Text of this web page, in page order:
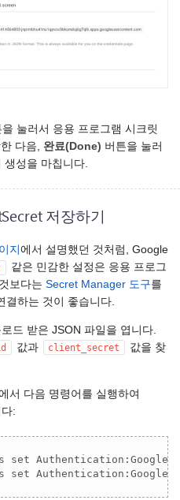
을 눌러서 응용 프로그램 시크릿
다음, 완료(Done) 버튼을 눌러
성을 마칩니다.
저장하기
지 에서 설명했던 것처럼, Google
같은 민감한 설정은 응용 프로그
보다는 Secret Manager 도구를
결하는 것이 좋습니다.
드 받은 JSON 파일을 엽니다.
값과 client_secret
값을 찾
서 다음 명령어를 실행하여
:
set
set